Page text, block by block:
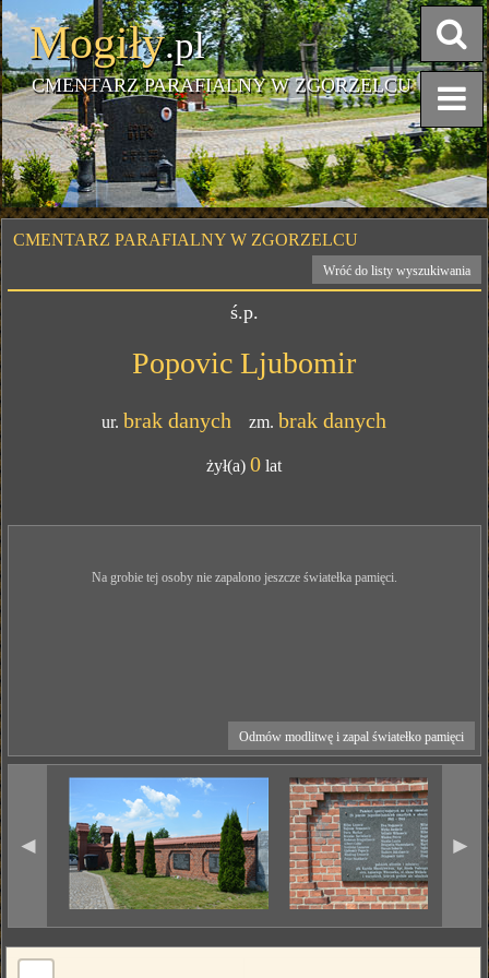
Mogiły.pl
CMENTARZ PARAFIALNY W ZGORZELCU
CMENTARZ PARAFIALNY W ZGORZELCU
Wróć do listy wyszukiwania
ś.p.
Popovic Ljubomir
ur. brak danych zm. brak danych
żył(a)0 lat
Na grobie tej osoby nie zapalono jeszcze światełka pamięci.
Odmów modlitwę i zapal światełko pamięci
◄ ►